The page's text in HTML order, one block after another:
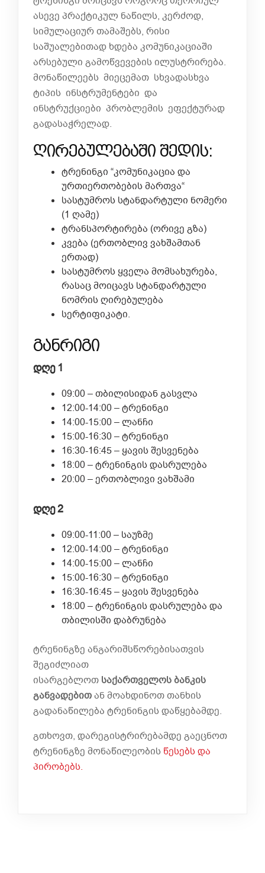
ასევე პრაქტიკულ ნაწილს, კერძოდ,
სიმულაციურ თამაშებს, რისი
საშუალებითად ხდება კომუნიკაციაში
არსებული გამოწვევების ილუსტრირება.
მონაწილეებს მიეცემათ სხვადასხვა
ტიპის ინსტრუმენტები და
ინსტრუქციები პრობლემის ეფექტურად
გადასაჭრელად.
ღირებულებაში შედის:
ტრენინგი “კომუნიკაცია და
ურთიერთობების მართვა“
სასტუმროს სტანდარტული ნომერი
(1 ღამე)
ტრანსპორტირება (ორივე გზა)
კვება (ერთობლივ ვახშამთან
ერთად)
სასტუმროს ყველა მომსახურება,
რასაც მოიცავს სტანდარტული
ნომრის ღირებულება
სერტიფიკატი.
განრიგი
დღე 1
09:00 – თბილისიდან გასვლა
12:00-14:00 – ტრენინგი
14:00-15:00 – ლანჩი
15:00-16:30 – ტრენინგი
16:30-16:45 – ყავის შესვენება
18:00 – ტრენინგის დასრულება
20:00 – ერთობლივი ვახშამი
დღე 2
09:00-11:00 – საუზმე
12:00-14:00 – ტრენინგი
14:00-15:00 – ლანჩი
15:00-16:30 – ტრენინგი
16:30-16:45 – ყავის შესვენება
18:00 – ტრენინგის დასრულება და
თბილისში დაბრუნება
ტრენინგზე ანგარიშსწორებისათვის
შეგიძლიათ
ისარგებლოთ საქართველოსბანკის
განვადებითან მოახდინოთ თანხის
გადანაწილება ტრენინგის დაწყებამდე.
გთხოვთ, დარეგისტრირებამდე გაეცნოთ
ტრენინგზე მონაწილეობის წესებს და
პირობებს.